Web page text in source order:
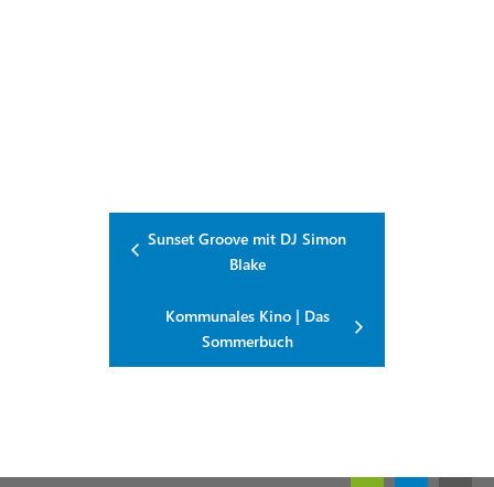
Sunset Groove mit DJ Simon
Blake
Kommunales Kino | Das
Sommerbuch